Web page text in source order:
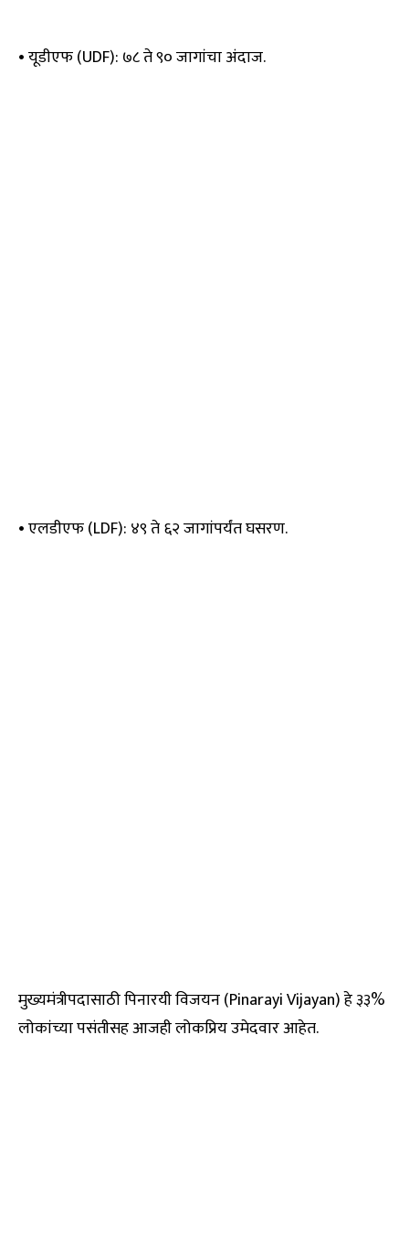
• यूडीएफ (UDF): ७८ ते ९० जागांचा अंदाज.
• एलडीएफ (LDF): ४९ ते ६२ जागांपर्यंत घसरण.
मुख्यमंत्रीपदासाठी पिनारयी विजयन (Pinarayi Vijayan) हे ३३%
लोकांच्या पसंतीसह आजही लोकप्रिय उमेदवार आहेत.